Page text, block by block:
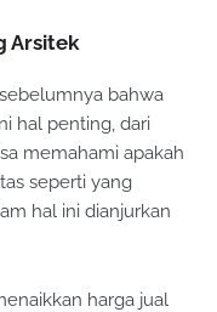
Arsitek
bahwa
hal penting, dari
memahami apakah
seperti yang
hal ini dianjurkan
harga jual